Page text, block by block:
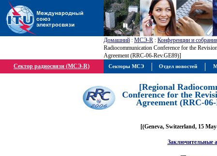
Домашний : МСЭ-R : Конференции и
Radiocommunication Conference for the
Agreement (RRC-06-Rev.GE89)]
Сектор радиосвязи (МСЭ-R)
[Regional
Conference for the
Agreement (RRC-
[(Geneva, Switzerland, 15
Заключительные
Секторы МСЭ Отдел новостей